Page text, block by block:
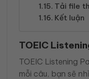
Tải file
Kết luận
TOEIC
TOEIC Listening
mỗi câu, bạn sẽ